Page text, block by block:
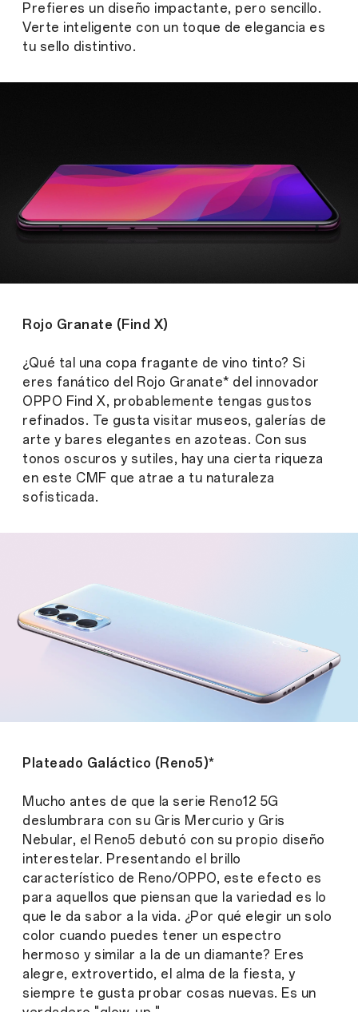
Prefieres un diseño impactante, pero sencillo.
Verte inteligente con un toque de elegancia es
tu sello distintivo.
Rojo Granate (Find X)
¿Qué tal una copa fragante de vino tinto? Si
eres fanático del Rojo Granate* del innovador
OPPO Find X, probablemente tengas gustos
refinados. Te gusta visitar museos, galerías de
arte y bares elegantes en azoteas. Con sus
tonos oscuros y sutiles, hay una cierta riqueza
en este CMF que atrae a tu naturaleza
sofisticada.
Plateado Galáctico (Reno5)*
Mucho antes de que la serie Reno12 5G
deslumbrara con su Gris Mercurio y Gris
Nebular, el Reno5 debutó con su propio diseño
interestelar. Presentando el brillo
característico de Reno/OPPO, este efecto es
para aquellos que piensan que la variedad es lo
que le da sabor a la vida. ¿Por qué elegir un solo
color cuando puedes tener un espectro
hermoso y similar a la de un diamante? Eres
alegre, extrovertido, el alma de la fiesta, y
siempre te gusta probar cosas nuevas. Es un